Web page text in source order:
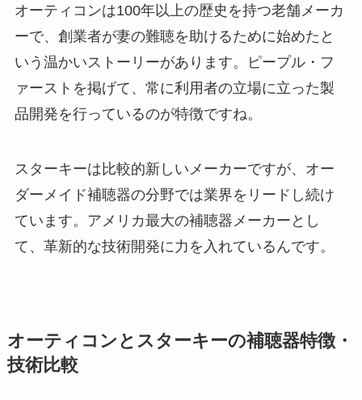
オーティコンは100年以上の歴史を持つ老舗メーカ
ーで、創業者が妻の難聴を助けるために始めたと
いう温かいストーリーがあります。ピープル・フ
ァーストを掲げて、常に利用者の立場に立った製
品開発を行っているのが特徴ですね。
スターキーは比較的新しいメーカーですが、オー
ダーメイド補聴器の分野では業界をリードし続け
ています。アメリカ最大の補聴器メーカーとし
て、革新的な技術開発に力を入れているんです。
オーティコンとスターキーの補聴器特徴・
技術比較